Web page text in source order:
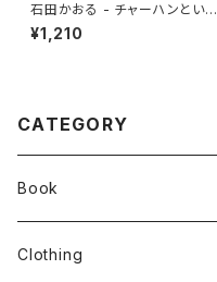
石田かおる - チャーハンという
迷宮 なぜ国民食になったのか
¥1,210
CATEGORY
Book
stacks
Clothing